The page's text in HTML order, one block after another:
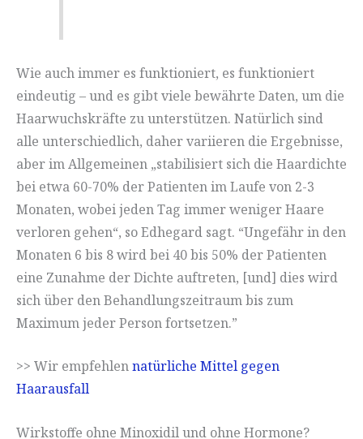
Wie auch immer es funktioniert, es funktioniert
eindeutig – und es gibt viele bewährte Daten, um die
Haarwuchskräfte zu unterstützen. Natürlich sind
alle unterschiedlich, daher variieren die Ergebnisse,
aber im Allgemeinen „stabilisiert sich die Haardichte
bei etwa 60-70% der Patienten im Laufe von 2-3
Monaten, wobei jeden Tag immer weniger Haare
verloren gehen“, so Edhegard sagt. “Ungefähr in den
Monaten 6 bis 8 wird bei 40 bis 50% der Patienten
eine Zunahme der Dichte auftreten, [und] dies wird
sich über den Behandlungszeitraum bis zum
Maximum jeder Person fortsetzen.”
>> Wir empfehlennatürliche Mittel gegen
Haarausfall
Wirkstoffe ohne Minoxidil und ohne Hormone?